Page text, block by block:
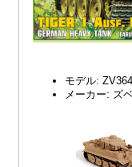
モデル:
メーカー: ズ